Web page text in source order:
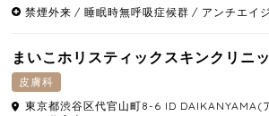
禁煙外来
睡眠時無呼吸症候群 アンチエイ
まいこホリスティックスキンクリニ
皮膚科
東京都渋谷区代官山町8-6 ID DAIKANYAMA(